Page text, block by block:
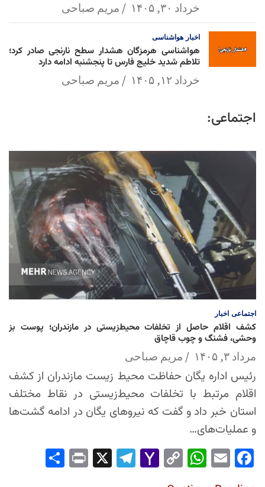
خرداد ۳۰, ۱۴۰۵ مریم صباحی
اخبار هواشناسی
هواشناسی هرمزگان هشدار سطح نارنجی صادر کرد؛
تلاطم شدید خلیج فارس تا پنجشنبه ادامه دارد
خرداد ۱۲, ۱۴۰۵ مریم صباحی
اجتماعی:
اجتماعی اخبار
کشف اقلام حاصل از تخلفات محیط‌زیستی در مازندران؛ پوست بز
وحشی، فشنگ و چوب قاچاق
مرداد ۳, ۱۴۰۵ مریم صباحی
رئیس اداره یگان حفاظت محیط زیست مازندران از کشف
اقلام مرتبط با تخلفات محیط‌زیستی در نقاط مختلف
استان خبر داد و گفت که نیروهای یگان در ادامه گشت‌ها
و عملیات‌های…
Fac
Em
Wh
Co
Yah
Tel
Pri